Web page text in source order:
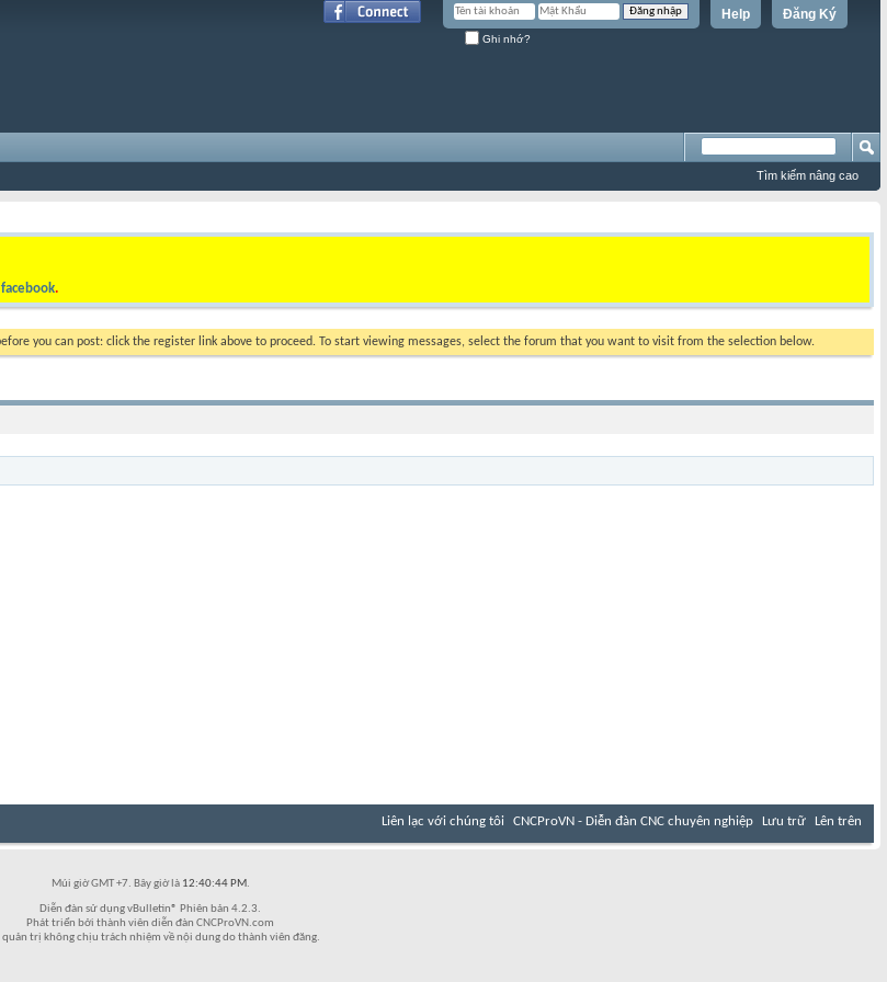
Đăng Ký
Help
Ghi nhớ?
Tìm kiếm nâng cao
.
you can post: click the register link above to proceed. To start viewing messages, select the forum that you want to visit from the selection below.
Liên lạc với chúng tôi CNCProVN - Diễn đàn CNC chuyên nghiệp Lưu trữ Lên trên
Múi giờ GMT +7. Bây giờ là 12:40:44 PM.
Diễn đàn sử dụng vBulletin® Phiên bản 4.2.3.
Phát triển bởi thành viên diễn đàn CNCProVN.com
quản trị không chịu trách nhiệm về nội dung do thành viên đăng.